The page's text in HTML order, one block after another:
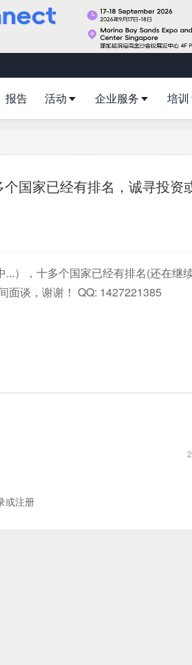
报告 活动 企业服务 培训
国家已经有排名，诚寻投资
），十多个国家已经有排名(还在继
面谈，谢谢！ QQ: 1427221385
或注册